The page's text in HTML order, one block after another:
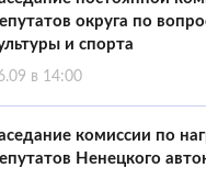
округа по
и спорта
в 14:00
комиссии по
Ненецкого